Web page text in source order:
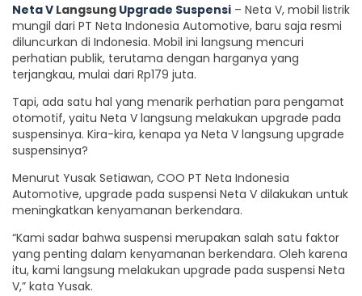
Neta V Langsung Upgrade Suspensi – Neta V, mobil listrik
mungil dari PT Neta Indonesia Automotive, baru saja resmi
diluncurkan di Indonesia. Mobil ini langsung mencuri
perhatian publik, terutama dengan harganya yang
terjangkau, mulai dari Rp179 juta.
Tapi, ada satu hal yang menarik perhatian para pengamat
otomotif, yaitu Neta V langsung melakukan upgrade pada
suspensinya. Kira-kira, kenapa ya Neta V langsung upgrade
suspensinya?
Menurut Yusak Setiawan, COO PT Neta Indonesia
Automotive, upgrade pada suspensi Neta V dilakukan untuk
meningkatkan kenyamanan berkendara.
“Kami sadar bahwa suspensi merupakan salah satu faktor
yang penting dalam kenyamanan berkendara. Oleh karena
itu, kami langsung melakukan upgrade pada suspensi Neta
V,” kata Yusak.